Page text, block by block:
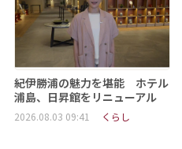
紀伊勝浦の魅力を堪能 ホテル
浦島、日昇館をリニューアル
2026.08.03 09:41 くらし